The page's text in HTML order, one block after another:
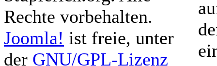
Rechte vorbehalten.
Joomla! ist freie, unter
der GNU/GPL-Lizenz